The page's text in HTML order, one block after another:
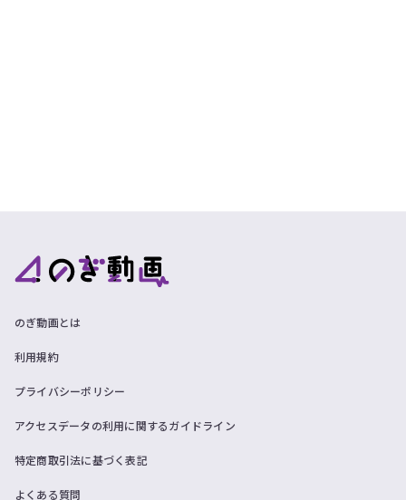
のぎ動画とは
利用規約
プライバシーポリシー
アクセスデータの利用に関するガイドライン
特定商取引法に基づく表記
よくある質問